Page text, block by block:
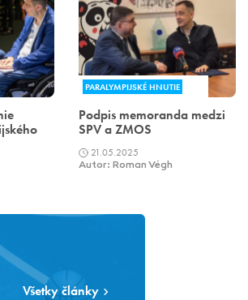
PARALYMPIJSKÉ HNUTIE
Podpis memoranda medzi
SPV a ZMOS
21.05.2025
Autor: Roman Végh
Všetky články